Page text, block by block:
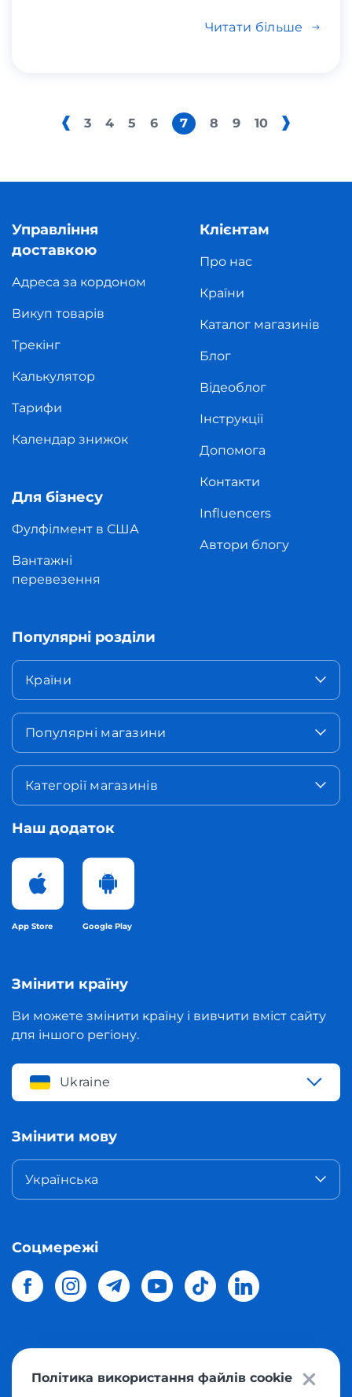
Читати більше
3 4 5 6 7 8 9 10
Управління
доставкою
Адреса за кордоном
Викуп товарів
Трекінг
Калькулятор
Тарифи
Календар знижок
Для бізнесу
Фулфілмент в США
Вантажні
перевезення
Клієнтам
Про нас
Країни
Каталог магазинів
Блог
Відеоблог
Інструкції
Допомога
Контакти
Influencers
Автори блогу
Популярні розділи
Країни
Популярні магазини
Категорії магазинів
Наш додаток
App Store Google Play
Змінити країну
Ви можете змінити країну і вивчити вміст сайту
для іншого регіону.
Ukraine
Змінити мову
Українська
Соцмережі
магазинів світу в Україну.Всі права захищені
Політика використання файлів cookie